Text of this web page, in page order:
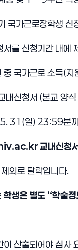
국가근로장학생
를 신청기간 내에
국가근로 소득(지
신청서 (본교 양
31(일) 23:59분
교내신청서
외로 탈락입니다.
생은 별도 “학술
산출되어야 심사